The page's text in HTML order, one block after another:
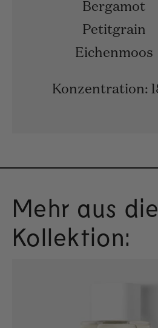
Bergamot
Petitgrain
Eichenmoos
Konzentration:
Mehr aus
Kollektion: